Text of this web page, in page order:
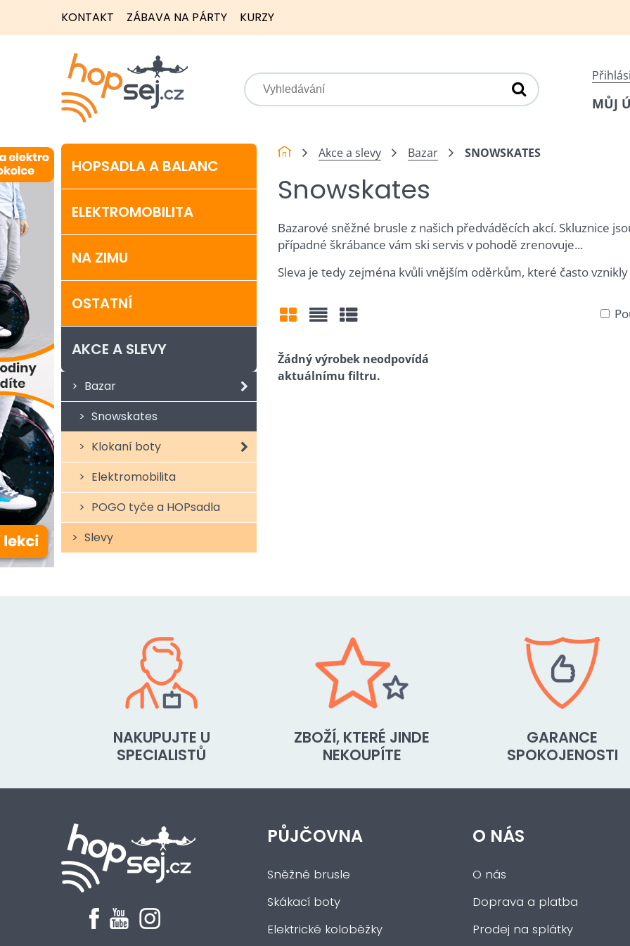
KONTAKT ZÁBAVA NA PÁRTY KURZY
MŮJ
HOPSADLA A BALANC
ELEKTROMOBILITA
NA ZIMU
OSTATNÍ
AKCE A SLEVY
Bazar
Snowskates
Klokaní boty
Elektromobilita
POGO tyče a HOPsadla
Slevy
Akce a slevy Bazar SNOWSKATES
Snowskates
Bazarové sněžné brusle z našich předváděcích akcí. Skluznice
případné škrábance vám ski servis v pohodě zrenovuje...
Sleva je tedy zejména kvůli vnějším oděrkům, které často
NAKUPUJTE U
SPECIALISTŮ
ZBOŽÍ, KTERÉ JINDE
NEKOUPÍTE
GARANCE
SPOKOJENOSTI
PŮJČOVNA
Sněžné brusle
Skákací boty
Elektrické koloběžky
O NÁS
O nás
Doprava a platba
Prodej na splátky